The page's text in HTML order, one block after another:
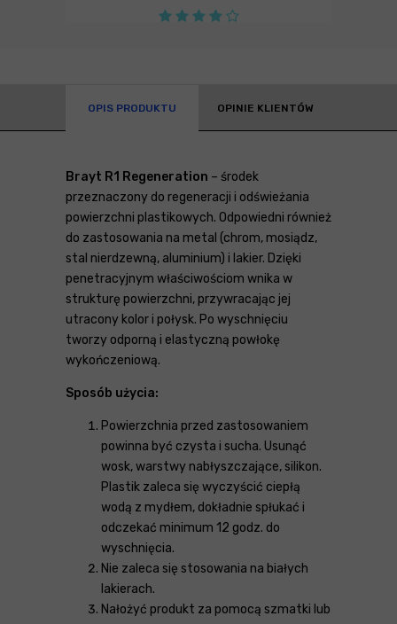
OPIS PRODUKTU OPINIE KLIENTÓW
Brayt R1 Regeneration – środek
przeznaczony do regeneracji i odświeżania
powierzchni plastikowych. Odpowiedni również
do zastosowania na metal (chrom, mosiądz,
stal nierdzewną, aluminium) i lakier. Dzięki
penetracyjnym właściwościom wnika w
strukturę powierzchni, przywracając jej
utracony kolor i połysk. Po wyschnięciu
tworzy odporną i elastyczną powłokę
wykończeniową.
Sposób użycia:
Powierzchnia przed zastosowaniem
powinna być czysta i sucha. Usunąć
wosk, warstwy nabłyszczające, silikon.
Plastik zaleca się wyczyścić ciepłą
wodą z mydłem, dokładnie spłukać i
odczekać minimum 12 godz. do
wyschnięcia.
Nie zaleca się stosowania na białych
lakierach.
Nałożyć produkt za pomocą szmatki lub